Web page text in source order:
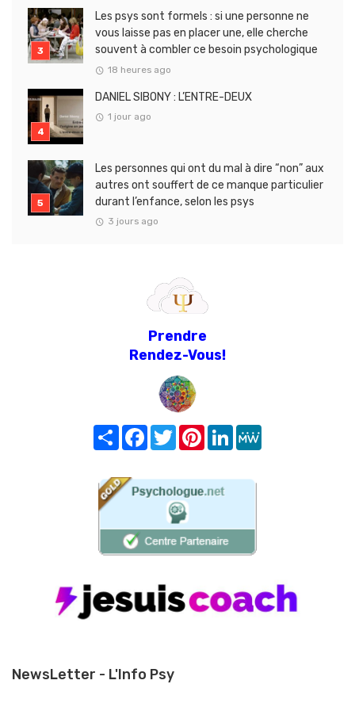
Les psys sont formels : si une personne ne
vous laisse pas en placer une, elle cherche
souvent à combler ce besoin psychologique
18 heures ago
DANIEL SIBONY : L’ENTRE-DEUX
1 jour ago
Les personnes qui ont du mal à dire “non” aux
autres ont souffert de ce manque particulier
durant l’enfance, selon les psys
3 jours ago
Prendre
Rendez-Vous!
Share FacebookTwitterPinterest
LinkedIn
NewsLetter - L'Info Psy